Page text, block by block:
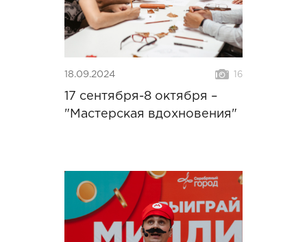
18.09.2024 16
17 сентября-8 октября –
"Мастерская вдохновения"